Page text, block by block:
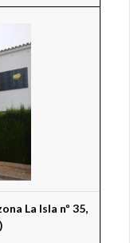
La Isla nº 35,